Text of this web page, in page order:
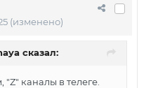
(изменено)
сказал:
каналы в телеге.